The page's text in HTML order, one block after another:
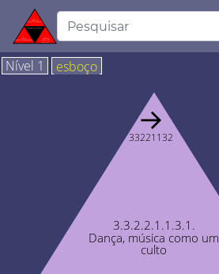
Nível 1 esboço
3.3.2.2.1.1.3.1.
Dança, música como um
culto
→
33221132